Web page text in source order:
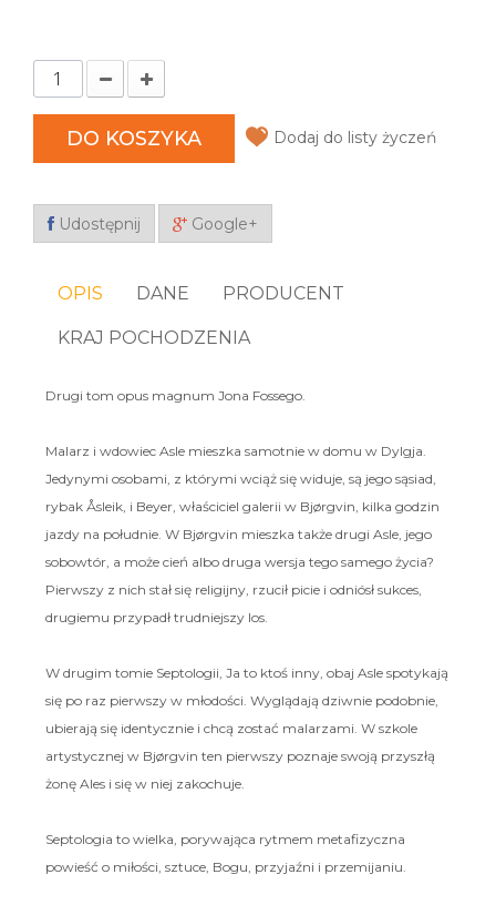
DO KOSZYKA Dodaj do listy życzeń
Udostępnij Google+
OPIS DANE PRODUCENT
KRAJ POCHODZENIA
Drugi tom opus magnum Jona Fossego.
Malarz i wdowiec Asle mieszka samotnie w domu w Dylgja.
Jedynymi osobami, z którymi wciąż się widuje, są jego sąsiad,
rybak Åsleik, i Beyer, właściciel galerii w Bjørgvin, kilka godzin
jazdy na południe. W Bjørgvin mieszka także drugi Asle, jego
sobowtór, a może cień albo druga wersja tego samego życia?
Pierwszy z nich stał się religijny, rzucił picie i odniósł sukces,
drugiemu przypadł trudniejszy los.
W drugim tomie Septologii, Ja to ktoś inny, obaj Asle spotykają
się po raz pierwszy w młodości. Wyglądają dziwnie podobnie,
ubierają się identycznie i chcą zostać malarzami. W szkole
artystycznej w Bjørgvin ten pierwszy poznaje swoją przyszłą
żonę Ales i się w niej zakochuje.
Septologia to wielka, porywająca rytmem metafizyczna
powieść o miłości, sztuce, Bogu, przyjaźni i przemijaniu.